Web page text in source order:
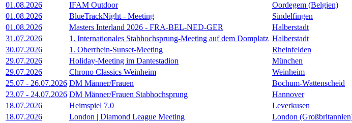
01.08.2026
IFAM Outdoor
Oordegem (Belgien)
01.08.2026
BlueTrackNight - Meeting
Sindelfingen
01.08.2026
Masters Interland 2026 - FRA-BEL-NED-GER
Halberstadt
31.07.2026
1. Internationales Stabhochsprung-Meeting auf dem Domplatz Halberstadt
30.07.2026
1. Oberrhein-Sunset-Meeting
Rheinfelden
29.07.2026
Holiday-Meeting im Dantestadion
München
29.07.2026
Chrono Classics Weinheim
Weinheim
25.07 - 26.07.2026 DM Männer/Frauen
Bochum-Wattenscheid
23.07 - 24.07.2026 DM Männer/Frauen Stabhochsprung
Hannover
18.07.2026
Heimspiel 7.0
Leverkusen
18.07.2026
London | Diamond League Meeting
London